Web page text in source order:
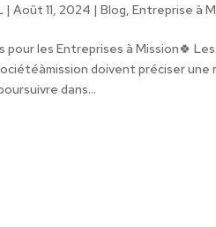
|Août 11, 2024 |Blog ,Entreprise à
pour les Entreprises à Mission🍀
doivent préciser une
dans...